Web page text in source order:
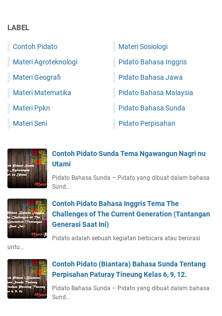
LABEL
Contoh Pidato
Materi Agroteknologi
Materi Geografi
Materi Matematika
Materi Ppkn
Materi Seni
Materi Sosiologi
Pidato Bahasa Inggris
Pidato Bahasa Jawa
Pidato Bahasa Malaysia
Pidato Bahasa Sunda
Pidato Perpisahan
Contoh Pidato Sunda Tema Ngawangun Nagri nu
Utami
Pidato Bahasa Sunda – Pidato yang dibuat dalam bahasa
Sund…
Contoh Pidato Bahasa Inggris Tema The
Challenges of The Current Generation (Tantangan
Generasi Saat Ini)
Pidato adalah sebuah kegiatan berbicara atau berorasi
untu…
Contoh Pidato (Biantara) Bahasa Sunda Tentang
Perpisahan Paturay Tineung Kelas 6, 9, 12.
Pidato Bahasa Sunda – Pidato yang dibuat dalam bahasa
Sund…